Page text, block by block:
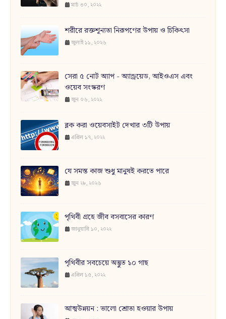
মার্চ ৩০, ২০২২
শরীরে রক্তশূন্যতা নিরূপণের উপায় ও চিকিৎসা
জুলাই ১১, ২০২৬
সেরা ৫ নোট অ্যাপ - অ্যান্ড্রয়েড, আইওএস এবং
ওয়েব সংস্করণ
জুন ০৬, ২০২২
ব্লক করা ওয়েবসাইট দেখার ৩টি উপায়
এপ্রিল ১৭, ২০২২
যে সমস্ত কাজ শুধু মানুষই করতে পারে
জুন ২৮, ২০২৬
পৃথিবী গ্রহে জীব বসবাসের কারণ
জানুয়ারি ১০, ২০২২
পৃথিবীর সবচেয়ে অদ্ভুত ১০ গাছ
এপ্রিল ১৫, ২০২২
আত্মউন্নয়ন : ভালো শ্রোতা হওয়ার উপায়